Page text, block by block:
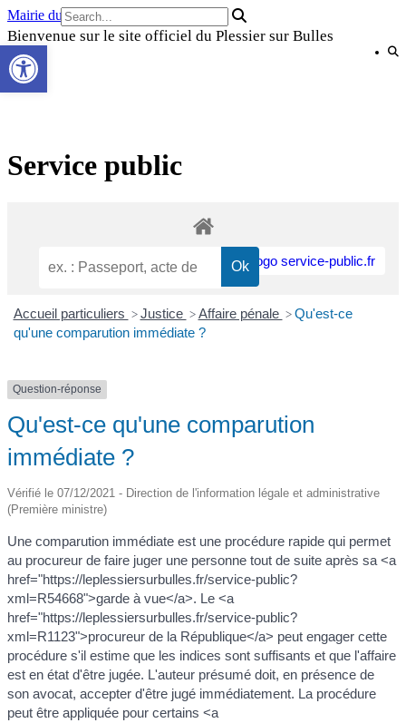
Skip
to
content
Mairie du Plessier sur Bulles
Bienvenue sur le site officiel du Plessier sur Bulles
Service public
Accueil particuliers > Justice > Affaire pénale > Qu'est-ce
qu'une comparution immédiate ?
Question-réponse
Qu'est-ce qu'une comparution
immédiate ?
Vérifié le 07/12/2021 - Direction de l'information légale et administrative
(Première ministre)
Une comparution immédiate est une procédure rapide qui permet
au procureur de faire juger une personne tout de suite après sa <a
href="https://leplessiersurbulles.fr/service-public?
xml=R54668">garde à vue</a>. Le <a
href="https://leplessiersurbulles.fr/service-public?
xml=R1123">procureur de la République</a> peut engager cette
procédure s'il estime que les indices sont suffisants et que l'affaire
est en état d'être jugée. L'auteur présumé doit, en présence de
son avocat, accepter d'être jugé immédiatement. La procédure
peut être appliquée pour certains <a
Ouvrir la barre d’outils